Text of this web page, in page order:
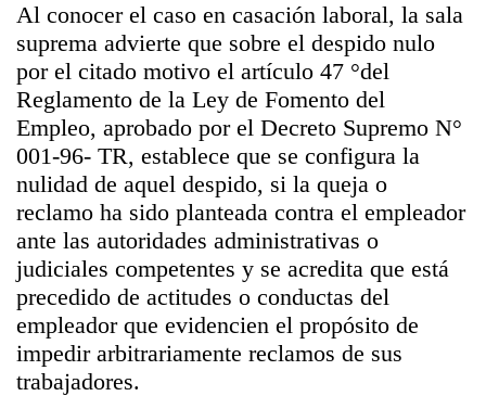
Al conocer el caso en casación laboral, la sala
suprema advierte que sobre el despido nulo
por el citado motivo el artículo 47 °del
Reglamento de la Ley de Fomento del
Empleo, aprobado por el Decreto Supremo N°
001-96- TR, establece que se configura la
nulidad de aquel despido, si la queja o
reclamo ha sido planteada contra el empleador
ante las autoridades administrativas o
judiciales competentes y se acredita que está
precedido de actitudes o conductas del
empleador que evidencien el propósito de
impedir arbitrariamente reclamos de sus
trabajadores.